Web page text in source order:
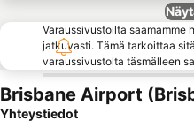
Varaussivustoilta saamamme
jatkuvasti. Tämä tarkoittaa
varaussivustolta täsmälleen
Brisbane Airport
Yhteystiedot